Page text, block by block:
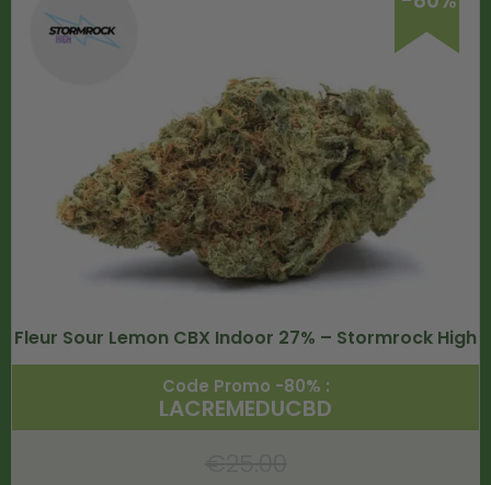
Fleur Sour Lemon CBX Indoor 27% – Stormrock High
Code Promo -80% :
LACREMEDUCBD